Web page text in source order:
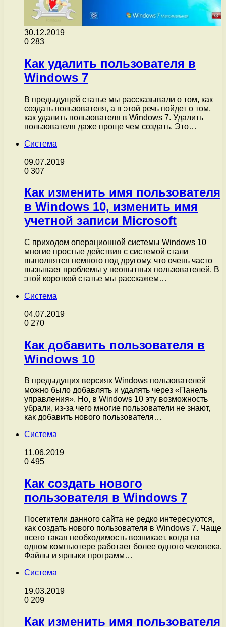
30.12.2019
0 283
Как удалить пользователя в
Windows 7
В предыдущей статье мы рассказывали о том, как
создать пользователя, а в этой речь пойдет о том,
как удалить пользователя в Windows 7. Удалить
пользователя даже проще чем создать. Это…
Система
09.07.2019
0 307
Как изменить имя пользователя
в Windows 10, изменить имя
учетной записи Microsoft
С приходом операционной системы Windows 10
многие простые действия с системой стали
выполнятся немного под другому, что очень часто
вызывает проблемы у неопытных пользователей. В
этой короткой статье мы расскажем…
Система
04.07.2019
0 270
Как добавить пользователя в
Windows 10
В предыдущих версиях Windows пользователей
можно было добавлять и удалять через «Панель
управления». Но, в Windows 10 эту возможность
убрали, из-за чего многие пользователи не знают,
как добавить нового пользователя…
Система
11.06.2019
0 495
Как создать нового
пользователя в Windows 7
Посетители данного сайта не редко интересуются,
как создать нового пользователя в Windows 7. Чаще
всего такая необходимость возникает, когда на
одном компьютере работает более одного человека.
Файлы и ярлыки программ…
Система
19.03.2019
0 209
Как изменить имя пользователя